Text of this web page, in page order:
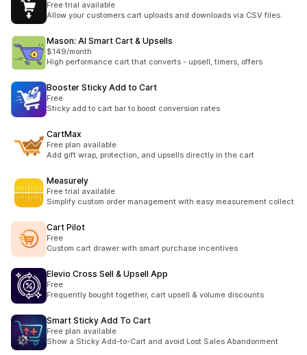
Free trial available
Allow your customers cart uploads and downloads via CSV files.
Mason: AI Smart Cart & Upsells
$149/month
High performance cart that converts - upsell, timers, offers
Booster Sticky Add to Cart
Free
Sticky add to cart bar to boost conversion rates
CartMax
Free plan available
Add gift wrap, protection, and upsells directly in the cart
Measurely
Free trial available
Simplify custom order management with easy measurement collect
Cart Pilot
Free
Custom cart drawer with smart purchase incentives
Elevio Cross Sell & Upsell App
Free
Frequently bought together, cart upsell & volume discounts
Smart Sticky Add To Cart
Free plan available
Show a Sticky Add-to-Cart and avoid Lost Sales Abandonment